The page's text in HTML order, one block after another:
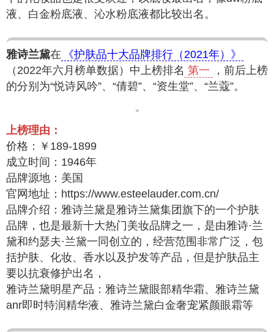
液、白金粉底液、沁水粉底液都比较出名。
雅诗兰黛在
《护肤品十大品牌排行（2021年）》
（2022年六月榜单数据）中上榜排名 第一
，前后上榜
的分别为“悦诗风吟”、“倩碧”、“资生堂”、“兰蔻”。
上榜理由：
价格：￥189-1899
成立时间：1946年
品牌源地：美国
官网地址：https://www.esteelauder.com.cn/
品牌介绍：雅诗兰黛是雅诗兰黛集团旗下的一个护肤
品牌，也是最新十大热门美妆品牌之一，是由雅诗·兰
黛和约瑟夫·兰黛一同创立的，经营范围非常广泛，包
括护肤、化妆、香水以及护发等产品，但是护肤品主
要以抗衰修护出名，
雅诗兰黛明星产品：雅诗兰黛眼部精华霜、雅诗兰黛
anr即时特润精华液、雅诗兰黛白金奢宠紧颜眼霜等